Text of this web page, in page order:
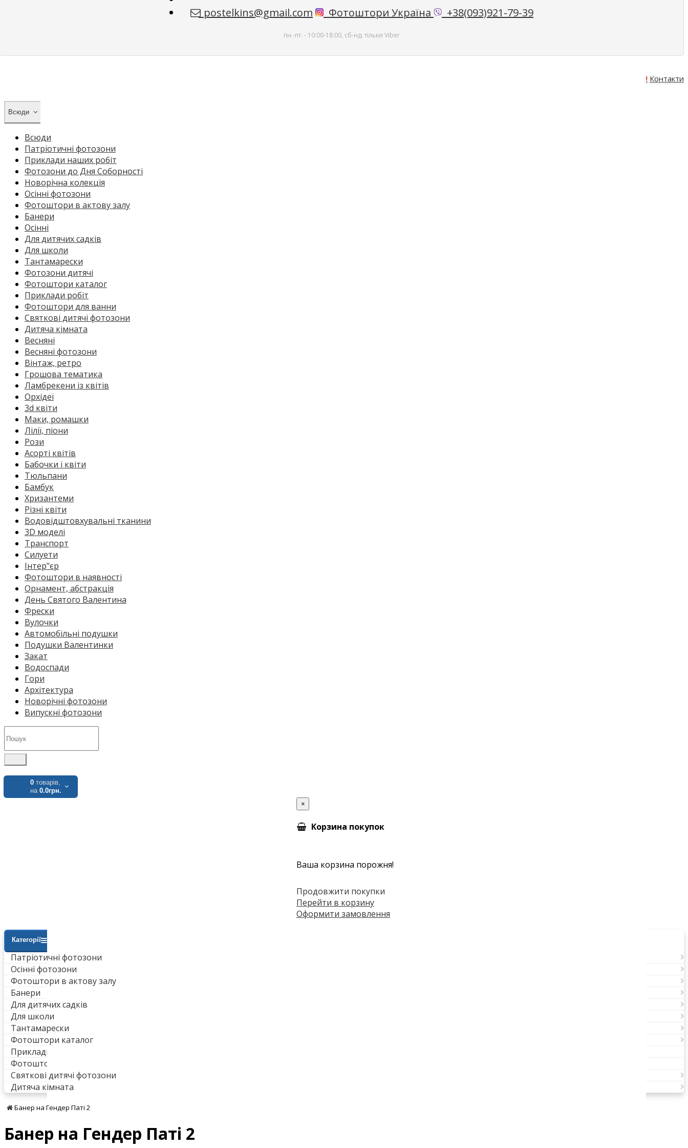
postelkins@gmail.com Фотоштори Україна +38(093)921-79-39
пн.-пт. - 10:00-18:00, сб-нд. тільки Viber
Акція! Контакти
Всюди
Всюди
Патріотичні фотозони
Приклади наших робіт
Фотозони до Дня Соборності
Новорічна колекція
Осінні фотозони
Фотоштори в актову залу
Банери
Осінні
Для дитячих садків
Для школи
Тантамарески
Фотозони дитячі
Фотоштори каталог
Приклади робіт
Фотоштори для ванни
Святкові дитячі фотозони
Дитяча кімната
Весняні
Весняні фотозони
Вінтаж, ретро
Грошова тематика
Ламбрекени із квітів
Орхідеї
3d квіти
Маки, ромашки
Лілії, піони
Рози
Асорті квітів
Бабочки і квіти
Тюльпани
Бамбук
Хризантеми
Різні квіти
Водовідштовхувальні тканини
3D моделі
Транспорт
Силуети
Інтер"єр
Фотоштори в наявності
Орнамент, абстракція
День Святого Валентина
Фрески
Вулочки
Автомобільні подушки
Подушки Валентинки
Закат
Водоспади
Гори
Архітектура
Новорічні фотозони
Випускні фотозони
0 товарів,
на 0.0грн.
×
Корзина покупок
Ваша корзина порожня!
Продовжити покупки
Перейти в корзину
Оформити замовлення
Категорії
Патріотичні фотозони
Осінні фотозони
Фотоштори в актову залу
Банери
Для дитячих садків
Для школи
Тантамарески
Фотоштори каталог
Приклади робіт
Фотоштори для ванни
Святкові дитячі фотозони
Дитяча кімната
Банер на Гендер Паті 2
Банер на Гендер Паті 2